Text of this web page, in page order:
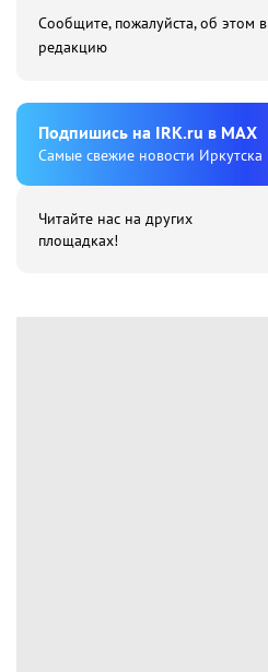
Сообщите, пожалуйста, об этом в
редакцию
Подпишиcь на IRK.ru в MAX
Cамые свежие новости Иркутска
Читайте нас на других
площадках!